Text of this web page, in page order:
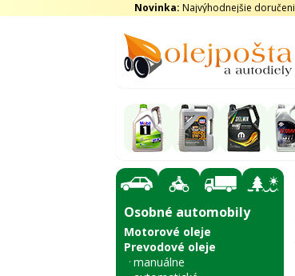
Novinka: Najvýhodnejšie
Osobné automobily
Motorové oleje
Prevodové oleje
manuálne